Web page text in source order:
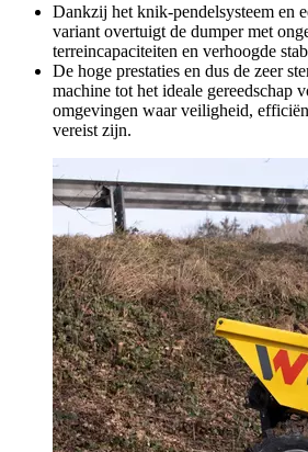
Dankzij het knik-pendelsysteem en
variant overtuigt de dumper met
terreincapaciteiten en verhoogde
De hoge prestaties en dus de zeer
machine tot het ideale gereedschap
omgevingen waar veiligheid,
vereist zijn.